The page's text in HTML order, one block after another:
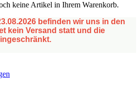
keine Artikel in Ihrem Warenkorb.
befinden wir uns in den
kein Versand statt und die